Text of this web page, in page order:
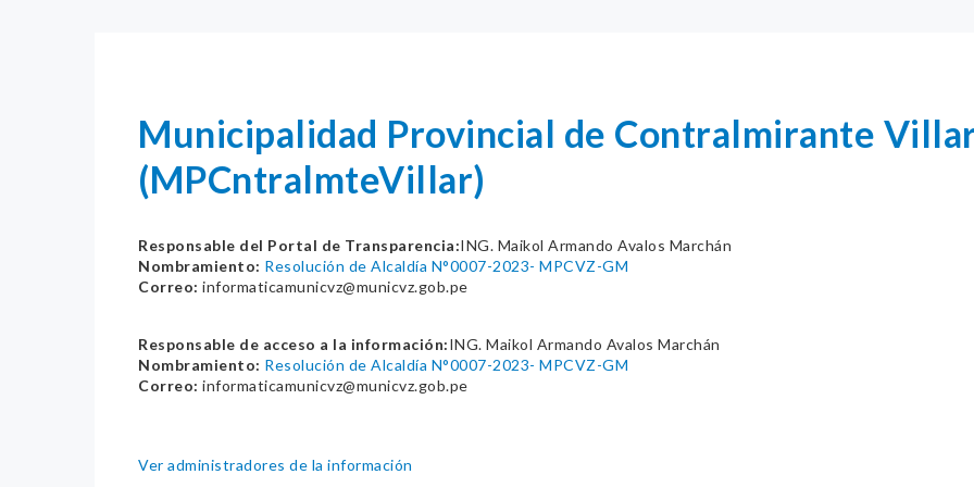
Municipalidad Provincial de Contralmirante
(MPCntralmteVillar)
Responsable del Portal de Transparencia:ING. Maikol Armando Avalos Marchán
Nombramiento: Resolución de Alcaldía N°0007-2023- MPCVZ-GM
Correo: informaticamunicvz@municvz.gob.pe
Responsable de acceso a la información:ING. Maikol Armando Avalos Marchán
Nombramiento: Resolución de Alcaldía N°0007-2023- MPCVZ-GM
Correo: informaticamunicvz@municvz.gob.pe
Ver administradores de la información